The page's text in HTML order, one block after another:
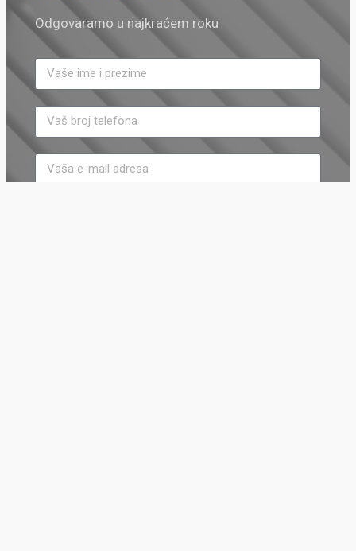
Odgovaramo u najkraćem roku